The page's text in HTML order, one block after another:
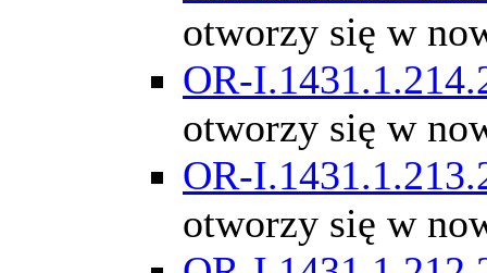
otworzy się w
OR-
otworzy się w
OR-
otworzy się w